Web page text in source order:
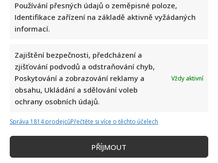
Používání přesných údajů o zeměpisné poloze,
Identifikace zařízení na základě aktivně vyžádaných
informací.
Zajištění bezpečnosti, předcházení a
zjišťování podvodů a odstraňování chyb,
Poskytování a zobrazování reklamy a
obsahu, Ukládání a sdělování voleb
ochrany osobních údajů.
Vždy aktivní
Správa 1814 prodejcůPřečtěte si více o těchto účelech
PŘÍJMOUT
Napsat komentář
Vaše e-mailová adresa nebude zveřejněna.
Vyžadované informace jsou označeny*